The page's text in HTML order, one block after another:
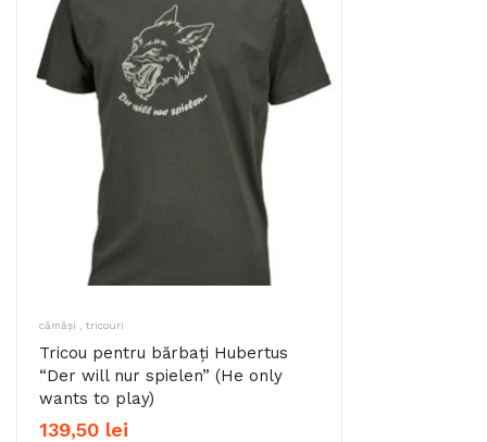
cămăși , tricouri
Tricou pentru bărbați Hubertus
“Der will nur spielen” (He only
wants to play)
139,50 lei